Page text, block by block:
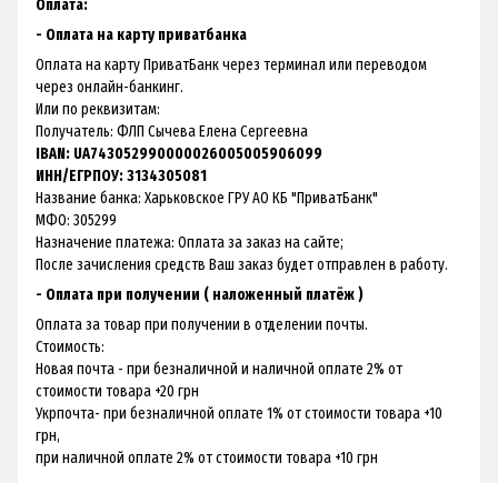
Оплата:
- Оплата на карту приватбанка
Оплата на карту ПриватБанк через терминал или переводом
через онлайн-банкинг.
Или по реквизитам:
Получатель: ФЛП Сычева Елена Сергеевна
IBAN: UA743052990000026005005906099
ИНН/ЕГРПОУ: 3134305081
Название банка: Харьковское ГРУ АО КБ "ПриватБанк"
МФО: 305299
Назначение платежа: Оплата за заказ на сайте;
После зачисления средств Ваш заказ будет отправлен в работу.
- Оплата при получении ( наложенный платёж )
Оплата за товар при получении в отделении почты.
Стоимость:
Новая почта - при безналичной и наличной оплате 2% от
стоимости товара +20 грн
Укрпочта- при безналичной оплате 1% от стоимости товара +10
грн,
при наличной оплате 2% от стоимости товара +10 грн